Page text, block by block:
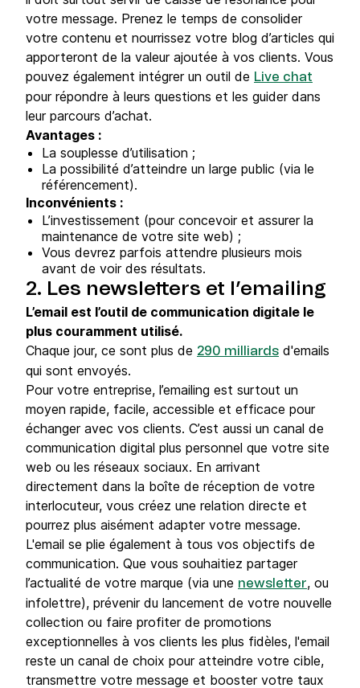
votre message. Prenez le temps de consolider
votre contenu et nourrissez votre blog d’articles qui
apporteront de la valeur ajoutée à vos clients. Vous
pouvez également intégrer un outil de Live chat
pour répondre à leurs questions et les guider dans
leur parcours d’achat.
Avantages :
La souplesse d’utilisation ;
La possibilité d’atteindre un large public (via le
référencement).
Inconvénients :
L’investissement (pour concevoir et assurer la
maintenance de votre site web) ;
Vous devrez parfois attendre plusieurs mois
avant de voir des résultats.
2. Les newsletters et l’emailing
L’email est l’outil de communication digitale le
plus couramment utilisé.
Chaque jour, ce sont plus de 290 milliards d'emails
qui sont envoyés.
Pour votre entreprise, l’emailing est surtout un
moyen rapide, facile, accessible et efficace pour
échanger avec vos clients. C’est aussi un canal de
communication digital plus personnel que votre site
web ou les réseaux sociaux. En arrivant
directement dans la boîte de réception de votre
interlocuteur, vous créez une relation directe et
pourrez plus aisément adapter votre message.
L'email se plie également à tous vos objectifs de
communication. Que vous souhaitiez partager
l’actualité de votre marque (via une newsletter, ou
infolettre), prévenir du lancement de votre nouvelle
collection ou faire profiter de promotions
exceptionnelles à vos clients les plus fidèles, l'email
reste un canal de choix pour atteindre votre cible,
transmettre votre message et booster votre taux